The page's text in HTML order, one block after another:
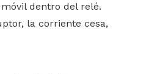
dentro del relé.
la corriente cesa,